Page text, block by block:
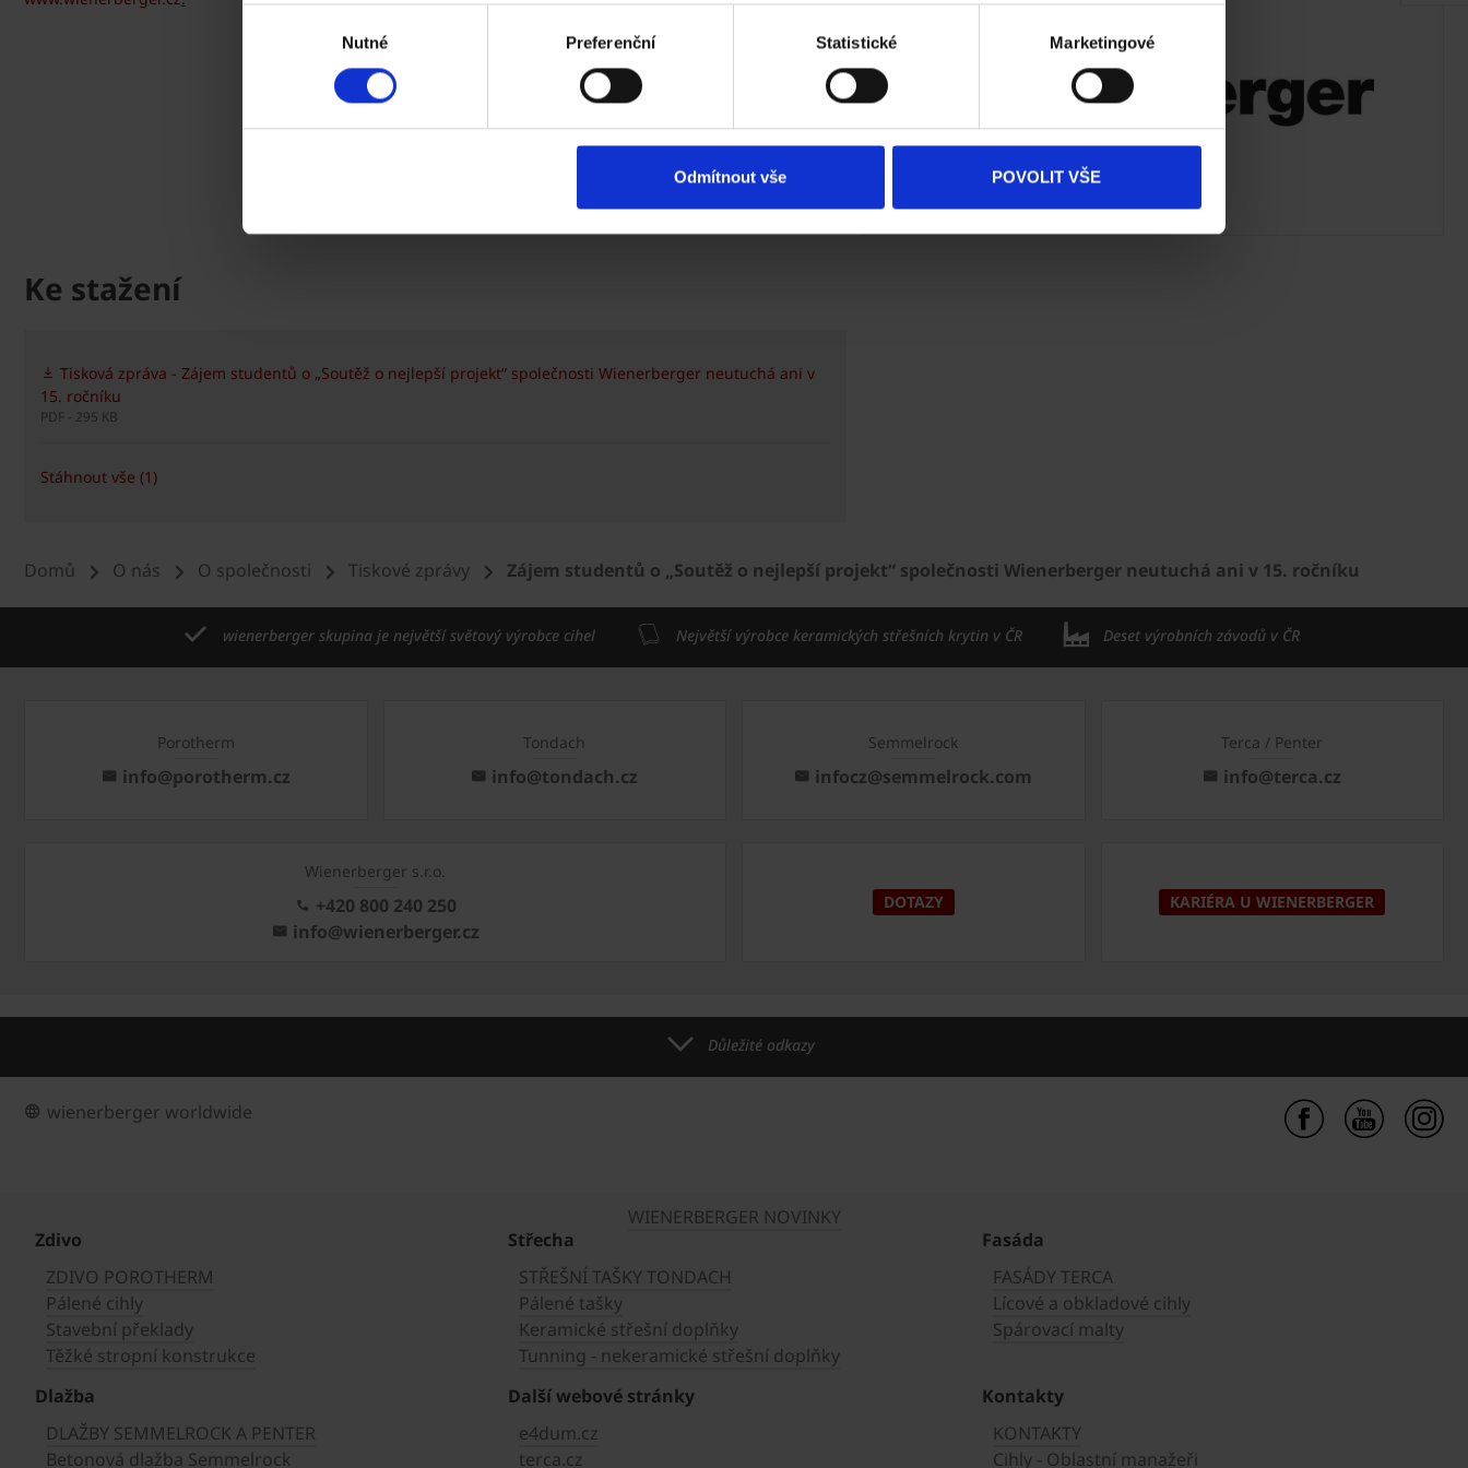
Nutné Preferenční Statistické Marketingové
Odmítnout vše POVOLIT VŠE
Ke stažení
Tisková zpráva - Zájem studentů o „Soutěž o nejlepší projekt“ společnosti Wienerberger neutuchá ani v
15. ročníku
PDF - 295 KB
Stáhnout vše (1)
Domů O nás O společnosti Tiskové zprávy Zájem studentů o „Soutěž o nejlepší projekt“ společnosti Wienerberger neutuchá ani v 15. ročníku
wienerberger skupina je největší světový výrobce cihel Největší výrobce keramických střešních krytin v ČR Deset výrobních závodů v ČR
Porotherm
info@porotherm.cz
Tondach
info@tondach.cz
Semmelrock
infocz@semmelrock.com
Terca / Penter
info@terca.cz
Wienerberger s.r.o.
+420 800 240 250
info@wienerberger.cz
DOTAZY KARIÉRA U WIENERBERGER
Důležité odkazy
wienerberger worldwide
WIENERBERGER NOVINKY
Zdivo
ZDIVO POROTHERM
Pálené cihly
Stavební překlady
Těžké stropní konstrukce
Střecha
STŘEŠNÍ TAŠKY TONDACH
Pálené tašky
Keramické střešní doplňky
Tunning - nekeramické střešní doplňky
Fasáda
FASÁDY TERCA
Lícové a obkladové cihly
Spárovací malty
Dlažba
DLAŽBY SEMMELROCK A PENTER
Betonová dlažba Semmelrock
Další webové stránky
e4dum.cz
terca.cz
Kontakty
KONTAKTY
Cihly - Oblastní manažeři